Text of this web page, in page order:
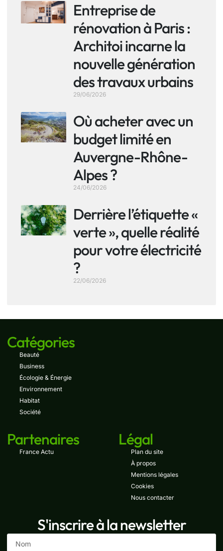
Entreprise de
rénovation à Paris :
Architoi incarne la
nouvelle génération
des travaux urbains
29/06/2026
Où acheter avec un
budget limité en
Auvergne-Rhône-
Alpes ?
24/06/2026
Derrière l’étiquette «
verte », quelle réalité
pour votre électricité
?
22/06/2026
Catégories
Beauté
Business
Écologie & Énergie
Environnement
Habitat
Société
Partenaires
France Actu
Légal
Plan du site
À propos
Mentions légales
Cookies
Nous contacter
S'inscrire à la newsletter